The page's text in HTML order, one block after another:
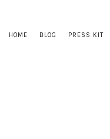
HOME BLOG PRESS KIT